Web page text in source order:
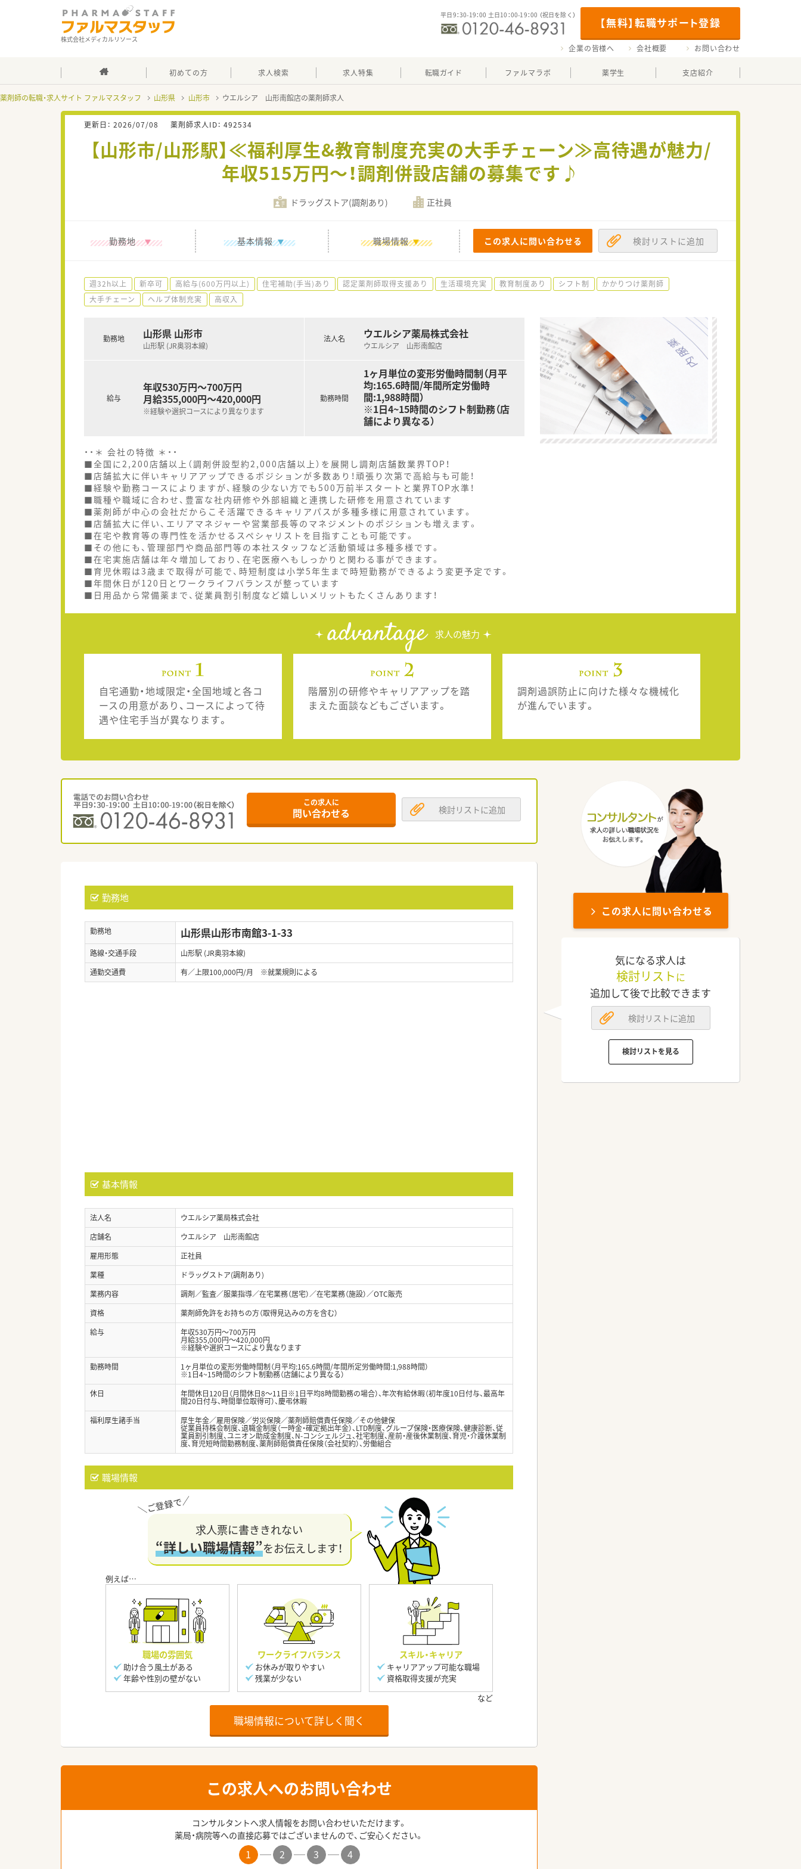
株式会社メディカルリソース
【無料】転職サポート登録
平日9：30-19：00 土日10：00-19：00 （祝日を除く）
企業の皆様へ 会社概要 お問い合わせ
初めての方 求人検索 求人特集 転職ガイド ファルマラボ 薬学生 支店紹介
薬剤師の転職・求人サイト ファルマスタッフ 山形県 山形市 ウエルシア 山形南館店の薬剤師求人
更新日： 2026/07/08 薬剤師求人ID： 492534
【山形市/山形駅】≪福利厚生&教育制度充実の大手チェーン≫高待遇が魅力/
年収515万円～！調剤併設店舗の募集です♪
ドラッグストア(調剤あり) 正社員
勤務地 基本情報 職場情報 この求人に問い合わせる 検討リストに追加
週32h以上 新卒可 高給与(600万円以上) 住宅補助(手当)あり 認定薬剤師取得支援あり 生活環境充実 教育制度あり シフト制
かかりつけ薬剤師
大手チェーン
ヘルプ体制充実 高収入
勤務地 山形県 山形市
山形駅 (JR奥羽本線)
給与
年収530万円～700万円
月給355,000円～420,000円
※経験や選択コースにより異なります
法人名 ウエルシア薬局株式会社
ウエルシア 山形南館店
勤務時間
1ヶ月単位の変形労働時間制（月平
均:165.6時間/年間所定労働時
間:1,988時間）
※1日4~15時間のシフト制勤務（店
舗により異なる）
・・＊ 会社の特徴 ＊・・
■全国に2,200店舗以上（調剤併設型約2,000店舗以上）を展開し調剤店舗数業界TOP！
■店舗拡大に伴いキャリアアップできるポジションが多数あり！頑張り次第で高給与も可能！
■経験や勤務コースによりますが、経験の少ない方でも500万前半スタートと業界TOP水準！
■職種や職域に合わせ、豊富な社内研修や外部組織と連携した研修を用意されています
■薬剤師が中心の会社だからこそ活躍できるキャリアパスが多種多様に用意されています。
■店舗拡大に伴い、エリアマネジャーや営業部長等のマネジメントのポジションも増えます。
■在宅や教育等の専門性を活かせるスペシャリストを目指すことも可能です。
■その他にも、管理部門や商品部門等の本社スタッフなど活動領域は多種多様です。
■在宅実施店舗は年々増加しており、在宅医療へもしっかりと関わる事ができます。
■育児休暇は3歳まで取得が可能で、時短制度は小学5年生まで時短勤務ができるよう変更予定です。
■年間休日が120日とワークライフバランスが整っています
■日用品から常備薬まで、従業員割引制度など嬉しいメリットもたくさんあります！
advantage 求人の魅力
自宅通勤・地域限定・全国地域と各コ
ースの用意があり、コースによって待
遇や住宅手当が異なります。
階層別の研修やキャリアアップを踏
まえた面談などもございます。
調剤過誤防止に向けた様々な機械化
が進んでいます。
この求人に
問い合わせる 検討リストに追加
勤務地
勤務地 山形県山形市南館3-1-33
路線・交通手段
山形駅 (JR奥羽本線)
通勤交通費
有／上限100,000円/月 ※就業規則による
基本情報
法人名
ウエルシア薬局株式会社
店舗名
ウエルシア 山形南館店
雇用形態
正社員
業種
ドラッグストア(調剤あり)
業務内容
調剤／監査／服薬指導／在宅業務（居宅）／在宅業務（施設）／OTC販売
資格
薬剤師免許をお持ちの方（取得見込みの方を含む）
給与
年収530万円～700万円
月給355,000円～420,000円
※経験や選択コースにより異なります
勤務時間
1ヶ月単位の変形労働時間制（月平均:165.6時間/年間所定労働時間:1,988時間）
※1日4~15時間のシフト制勤務（店舗により異なる）
休日
年間休日120日（月間休日8～11日※1日平均8時間勤務の場合）、年次有給休暇（初年度10日付与、最高年
間20日付与、時間単位取得可）、慶弔休暇
福利厚生諸手当
厚生年金／雇用保険／労災保険／薬剤師賠償責任保険／その他健保
従業員持株会制度、退職金制度（一時金・確定拠出年金）、LTD制度、グループ保険・医療保険、健康診断、従
業員割引制度、ユニオン助成金制度、N-コンシェルジュ、社宅制度、産前・産後休業制度、育児・介護休業制
度、育児短時間勤務制度、薬剤師賠償責任保険（会社契約）、労働組合
職場情報
求人票に書ききれない
“詳しい職場情報”をお伝えします！
職場の雰囲気
助け合う風土がある
年齢や性別の壁がない
ワークライフバランス
お休みが取りやすい
残業が少ない
スキル・キャリア
キャリアアップ可能な職場
資格取得支援が充実
職場情報について詳しく聞く
この求人へのお問い合わせ
コンサルタントへ求人情報をお問い合わせいただけます。
薬局・病院等への直接応募ではございませんので、ご安心ください。
1 2 3 4
この求人に問い合わせる
気になる求人は
検討リスト に
追加して後で比較できます
検討リストに追加
検討リストを見る